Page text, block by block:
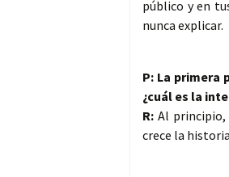
público y en
nunca explicar.
P: La primera
¿cuál es la
R: Al
crece la